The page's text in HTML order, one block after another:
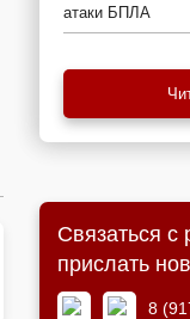
атаки БПЛА
Связаться с
прислать
8